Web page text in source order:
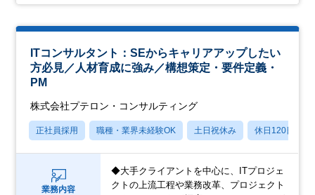
ITコンサルタント：SEからキャリアアップしたい
方必見／人材育成に強み／構想策定・要件定義・
PM
株式会社プテロン・コンサルティング
正社員採用 職種・業界未経験OK 土日祝休み 休日120日以上
業務内容
◆大手クライアントを中心に、ITプロジェ
クトの上流工程や業務改革、プロジェクト